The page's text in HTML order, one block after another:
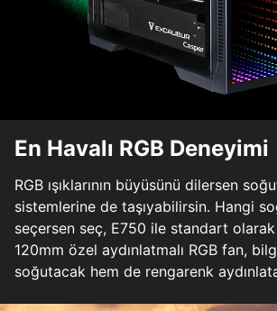
En Havalı RGB Deneyimi
RGB ışıklarının büyüsünü dilersen
sistemlerine de taşıyabilirsin. Hangi
seçersen seç, E750 ile standart
120mm özel aydınlatmalı RGB fan,
soğutacak hem de rengarenk